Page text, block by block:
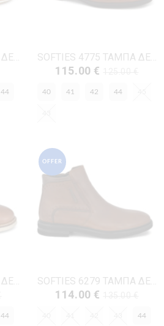
SOFTIES 6313 ΤΑΜΠΑ ΔΕΡΜΑ
44
SOFTIES 4775 ΤΑΜΠΑ ΔΕΡΜΑ
115.00 €
40 41 42 44
SOFTIES 6244 ΤΑΜΠΑ ΔΕΡΜΑ
44
OFFER
SOFTIES 6279 ΤΑΜΠΑ ΔΕΡΜΑ
114.00 €
44